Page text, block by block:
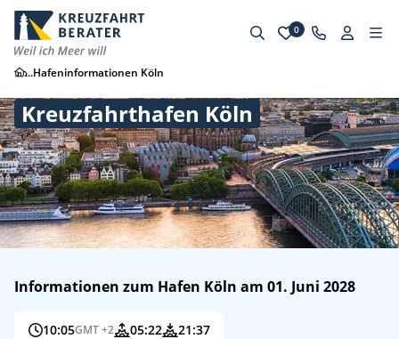
0
...Hafeninformationen Köln
Kreuzfahrthafen Köln
Informationen zum Hafen Köln am 01. Juni 2028
10:05GMT +2 05:22 21:37